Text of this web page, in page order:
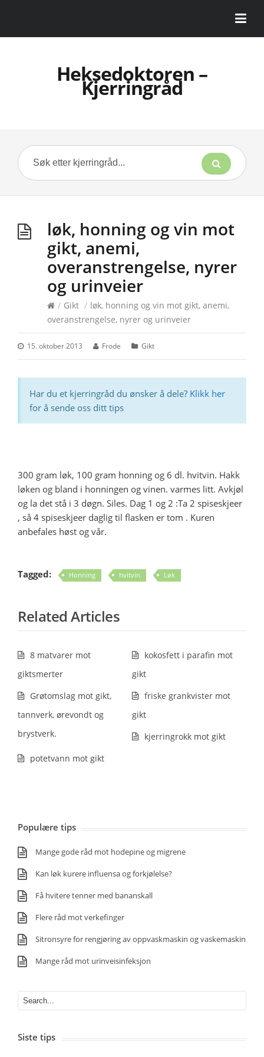
Heksedoktoren –
Kjerringråd
løk, honning og vin mot
gikt, anemi,
overanstrengelse, nyrer
og urinveier
/ Gikt / løk, honning og vin mot gikt, anemi,
overanstrengelse, nyrer og urinveier
15. oktober 2013 Frode Gikt
Har du et kjerringråd du ønsker å dele? Klikk her
for å sende oss ditt tips
300 gram løk, 100 gram honning og 6 dl. hvitvin. Hakk
løken og bland i honningen og vinen. varmes litt. Avkjøl
og la det stå i 3 døgn. Siles. Dag 1 og 2 :Ta 2 spiseskjeer
, så 4 spiseskjeer daglig til flasken er tom . Kuren
anbefales høst og vår.
Tagged: Honning hvitvin Løk
Related Articles
8 matvarer mot
giktsmerter
kokosfett i parafin mot
gikt
Grøtomslag mot gikt,
tannverk, ørevondt og
brystverk.
friske grankvister mot
gikt
kjerringrokk mot gikt
potetvann mot gikt
Populære tips
Mange gode råd mot hodepine og migrene
Kan løk kurere influensa og forkjølelse?
Få hvitere tenner med bananskall
Flere råd mot verkefinger
Sitronsyre for rengjøring av oppvaskmaskin og vaskemaskin
Mange råd mot urinveisinfeksjon
Siste tips